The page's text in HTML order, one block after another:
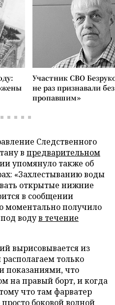
Участник СВО
не раз признавали
пропавшим»
Следственного
в предварительном
упомянуло также об
«Захлестыванию воды
открытые нижние
в сообщении
моментально получило
водув течение
вырисовывается из
только
показаниями, что
на правый борт, и когда
что там фарватер
боковой волной